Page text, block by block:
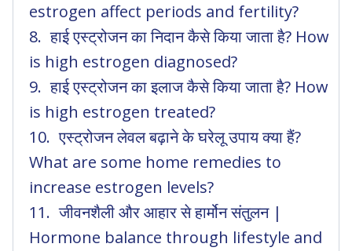
estrogen affect periods and fertility?
हाई एस्ट्रोजन का निदान कैसे किया जाता है? How
is high estrogen diagnosed?
हाई एस्ट्रोजन का इलाज कैसे किया जाता है? How
is high estrogen treated?
एस्ट्रोजन लेवल बढ़ाने के घरेलू उपाय क्या हैं?
What are some home remedies to
increase estrogen levels?
जीवनशैली और आहार से हार्मोन संतुलन |
Hormone balance through lifestyle and